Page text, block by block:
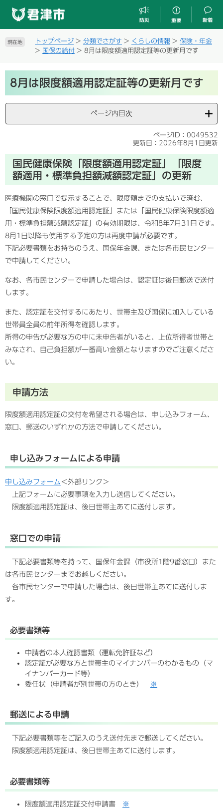
現在地 トップページ > 分類でさがす > くらしの情報 > 保険・年金
> 国保の給付 > 8月は限度額適用認定証等の更新月です
文8月は限度額適用認定証等の更新月です
ページ内目次
ページID：0049532
更新日：2026年8月1日更新
国民健康保険「限度額適用認定証」「限度
額適用・標準負担額減額認定証」の更新
医療機関の窓口で提示することで、限度額までの支払いで済む、
「国民健康保険限度額適用認定証」または「国民健康保険限度額適
用・標準負担額減額認定証」の有効期限は、令和8年7月31日です。
8月1日以降も使用する予定の方は再度申請が必要です。
下記必要書類をお持ちのうえ、国保年金課、または各市民センター
で申請してください。
なお、各市民センターで申請した場合は、認定証は後日郵送で送付
します。
また、認定証を交付するにあたり、世帯主及び国保に加入している
世帯員全員の前年所得を確認します。
所得の申告が必要な方の中に未申告者がいると、上位所得者世帯と
みなされ、自己負担額が一番高い金額となりますのでご注意くださ
い。
申請方法
限度額適用認定証の交付を希望される場合は、申し込みフォーム、
窓口、郵送のいずれかの方法で申請してください。
申し込みフォームによる申請
申し込みフォーム ＜外部リンク＞
上記フォームに必要事項を入力し送信してください。
限度額適用認定証は、後日世帯主あてに送付します。
窓口での申請
下記必要書類等を持って、国保年金課（市役所1階9番窓口）また
は各市民センターまでお越しください。
各市民センターで申請した場合は、後日世帯主あてに送付しま
す。
必要書類等
申請者の本人確認書類（運転免許証など）
認定証が必要な方と世帯主のマイナンバーのわかるもの（マ
イナンバーカード等）
委任状（申請者が別世帯の方のとき）
※
郵送による申請
下記必要書類等をご記入のうえ送付先まで郵送してください。
限度額適用認定証は、後日世帯主あてに送付します。
必要書類等
限度額適用認定証交付申請書
※